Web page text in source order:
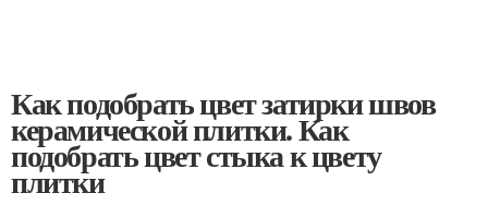
Как подобрать цвет затирки швов
керамической плитки. Как
подобрать цвет стыка к цвету
плитки